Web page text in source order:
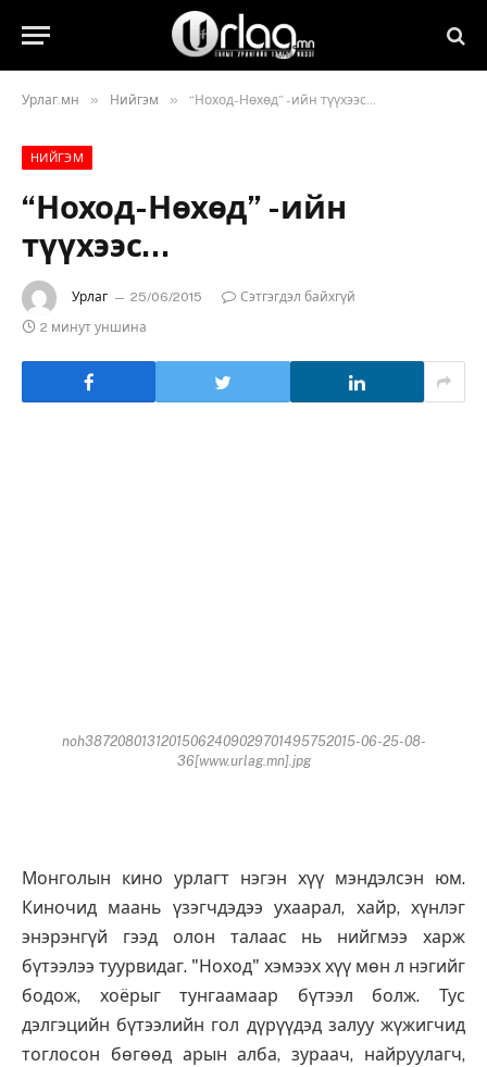
Урлаг.мн » Нийгэм » “Ноход-Нөхөд” -ийн түүхээс…
НИЙГЭМ
“Ноход-Нөхөд” -ийн
түүхээс…
Урлаг 25/06/2015
Сэтгэгдэл байхгүй
2 минут уншина
noh38720801312015062409029701495752015-06-25-08-
36[www.urlag.mn].jpg
Монголын кино урлагт нэгэн хүү мэндэлсэн юм.
Киночид маань үзэгчдэдээ ухаарал, хайр, хүнлэг
энэрэнгүй гээд олон талаас нь нийгмээ харж
бүтээлээ туурвидаг. "Ноход" хэмээх хүү мөн л нэгийг
бодож, хоёрыг тунгаамаар бүтээл болж. Тус
дэлгэцийн бүтээлийн гол дүрүүдэд залуу жүжигчид
тоглосон бөгөөд арын алба, зураач, найруулагч,